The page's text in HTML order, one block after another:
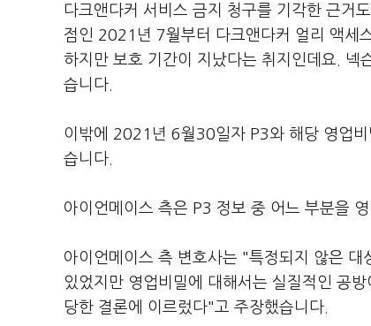
다크앤다커 서비스 금지 청구를 기각한 근거
점인 2021년 7월부터 다크앤다커 얼리 액세
하지만 보호 기간이 지났다는 취지인데요. 넥
습니다.
이밖에 2021년 6월30일자 P3와 해당 영업
습니다.
아이언메이스 측은 P3 정보 중 어느 부분을
아이언메이스 측 변호사는 "특정되지 않은 대
있었지만 영업비밀에 대해서는 실질적인 공
당한 결론에 이르렀다"고 주장했습니다.